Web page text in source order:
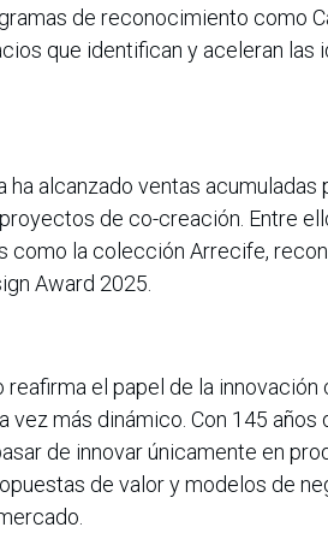
de reconocimiento como
que identifican y aceleran las
ha alcanzado ventas acumuladas
de co-creación. Entre
como la colección Arrecife,
Award 2025.
el papel de la
más dinámico. Con 145 años
de innovar únicamente en
de valor y modelos de